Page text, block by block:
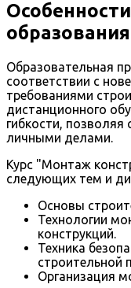
Образовательная
соответствии с
требованиями
дистанционного
гибкости,
личными делами.
Курс "Монтаж
следующих тем и
Основы
Технологии
конструкций.
Техника
строительной
Организация